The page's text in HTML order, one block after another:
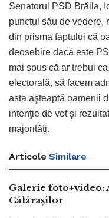
Senatorul PSD Brăila,
punctul său de vedere,
din prisma faptului că
deosebire dacă este
mai spus că ar trebui
electorală, să facem
asta aşteaptă oamenii
intenţie de vot şi
majorităţi.
Articole Similare
Galerie foto+video:
Călărașilor